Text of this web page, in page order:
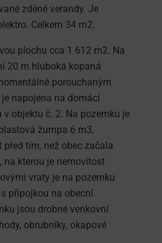
zděné verandy. Je
Celkem 34 m2.
plochu cca 1 612 m2. Na
20 m hluboká kopaná
porouchaným
napojena na domácí
objektu č. 2. Na pozemku je
žumpa 6 m3,
před tím, než obec začala
na kterou je nemovitost
vraty je na pozemku
přípojkou na obecní
jsou drobné venkovní
obrubníky, okapové